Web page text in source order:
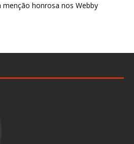
menção honrosa nos Webby